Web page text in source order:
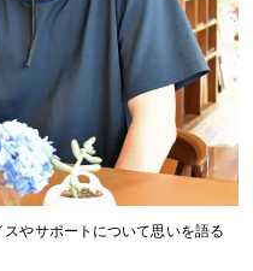
スやサポートについて思いを語る